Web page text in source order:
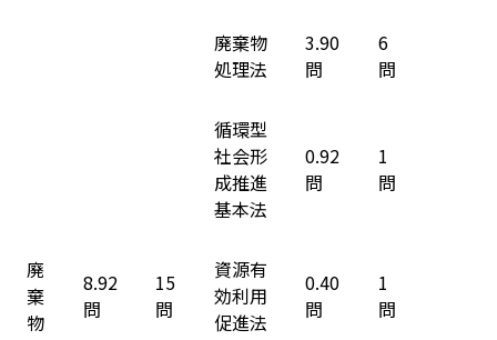
廃
棄
物
8.92
問
15
問
廃棄物
処理法
3.90
問
6
問
循環型
社会形
成推進
基本法
0.92
問
1
問
資源有
効利用
促進法
0.40
問
1
問